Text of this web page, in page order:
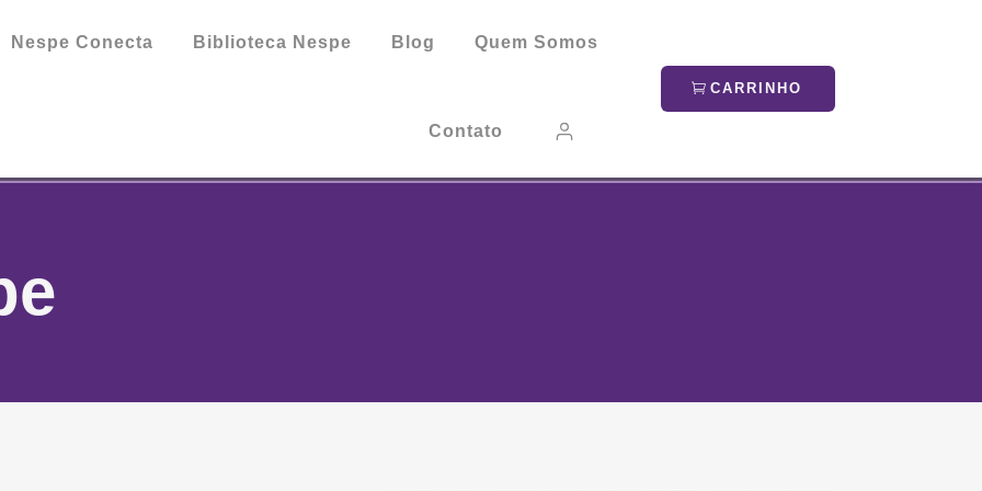
Nespe Conecta Biblioteca Nespe Blog Quem Somos
Contato
CARRINHO